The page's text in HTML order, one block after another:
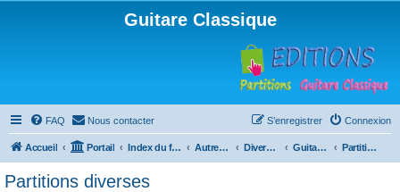
Guitare Classique
FAQ Nous contacter Connexion
S’enregistrer
Accueil Portail Index du forum Autres instruments à cordes pincées, ou styles Divers instruments Guitare acoustique ("folk") Partitions diverses
Partitions diverses